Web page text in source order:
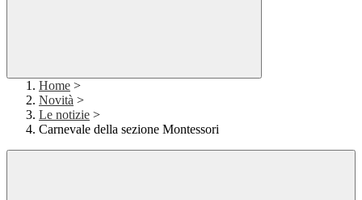
Home >
Novità >
Le notizie >
Carnevale della sezione Montessori